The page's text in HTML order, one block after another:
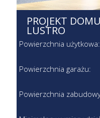
PROJEKT
LUSTRO
Powierzchnia użytkowa:
Powierzchnia garażu:
Powierzchnia